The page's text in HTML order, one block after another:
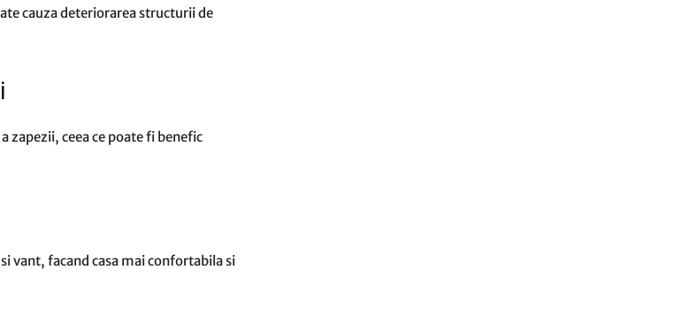
cauza deteriorarea structurii de
zapezii, ceea ce poate fi benefic
vant, facand casa mai confortabila si